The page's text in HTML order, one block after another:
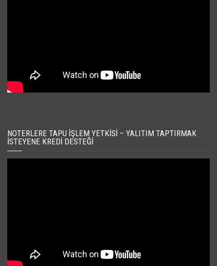
NOTERLERE TAPU İŞLEM YETKISI – YALITIM TAPTIRMAK
İSTEYENE KREDI DESTEĞI